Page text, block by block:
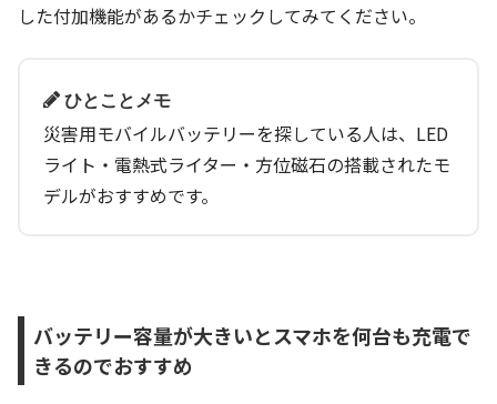
した付加機能があるかチェックしてみてください。
ひとことメモ
災害用モバイルバッテリーを探している人は、LED
ライト・電熱式ライター・方位磁石の搭載されたモ
デルがおすすめです。
バッテリー容量が大きいとスマホを何台も充電で
きるのでおすすめ